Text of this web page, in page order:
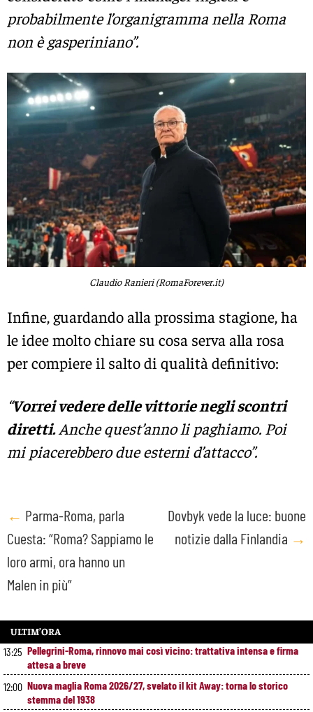
probabilmente l’organigramma nella Roma
non è gasperiniano”.
Claudio Ranieri (RomaForever.it)
Infine, guardando alla prossima stagione, ha
le idee molto chiare su cosa serva alla rosa
per compiere il salto di qualità definitivo:
“Vorrei vedere delle vittorie negli scontri
diretti.Anche quest’anno li paghiamo. Poi
mi piacerebbero due esterni d’attacco”.
Post
navigation
← Parma-Roma, parla
Cuesta: “Roma? Sappiamo le
loro armi, ora hanno un
Malen in più”
Dovbyk vede la luce: buone
notizie dalla Finlandia →
ULTIM’ORA
13:25 Pellegrini-Roma, rinnovo mai così vicino: trattativa intensa e firma
attesa a breve
12:00 Nuova maglia Roma 2026/27, svelato il kit Away: torna lo storico
stemma del 1938